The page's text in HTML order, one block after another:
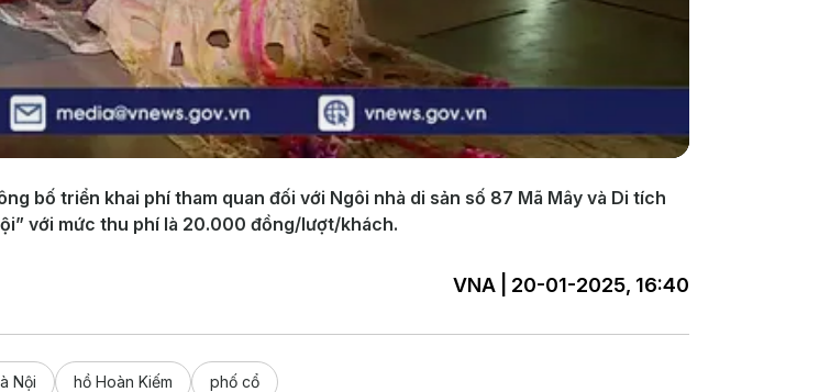
bố triển khai phí tham quan đối với Ngôi nhà di sản số 87 Mã Mây và Di tích
với mức thu phí là 20.000 đồng/lượt/khách.
VNA | 20-01-2025, 16:40
Nội hồ Hoàn Kiếm phố cổ